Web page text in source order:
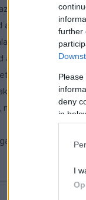
further
deny
in
I
álmod.
szalaggal,
leszel.
fejére,
nem kell kalap.